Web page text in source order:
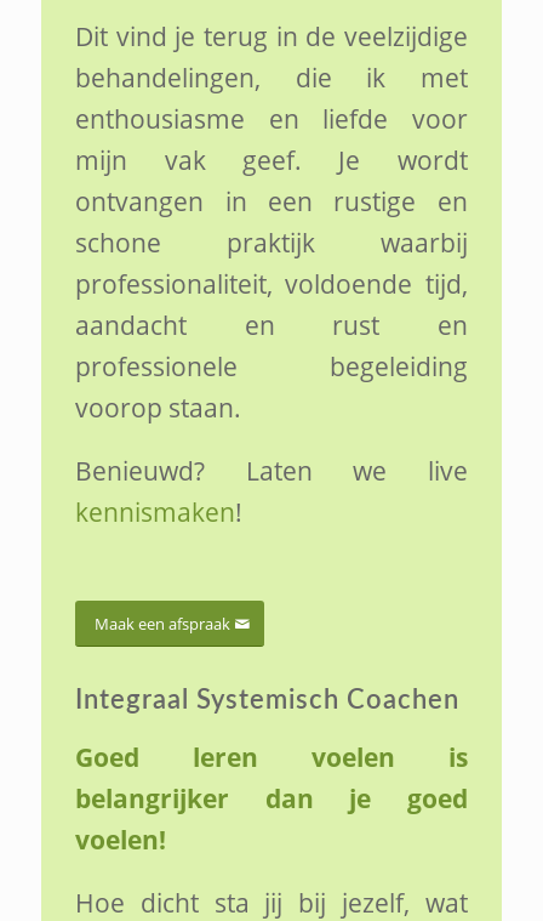
Dit vind je terug in de veelzijdige
behandelingen, die ik met
enthousiasme en liefde voor
mijn vak geef. Je wordt
ontvangen in een rustige en
schone praktijk waarbij
professionaliteit, voldoende tijd,
aandacht en rust en
professionele begeleiding
voorop staan.
Benieuwd? Laten we live
kennismaken!
Maak een afspraak
Integraal Systemisch Coachen
Goed leren voelen is
belangrijker dan je goed
voelen!
Hoe dicht sta jij bij jezelf, wat